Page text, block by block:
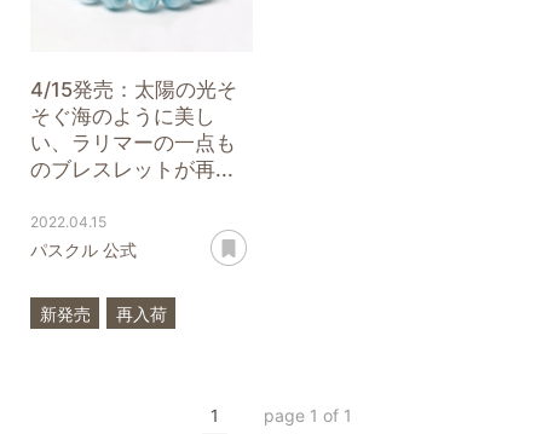
4/15発売：太陽の光そ
そぐ海のように美し
い、ラリマーの一点も
のブレスレットが再...
2022.04.15
パスクル 公式
新発売
再入荷
1
page 1 of 1